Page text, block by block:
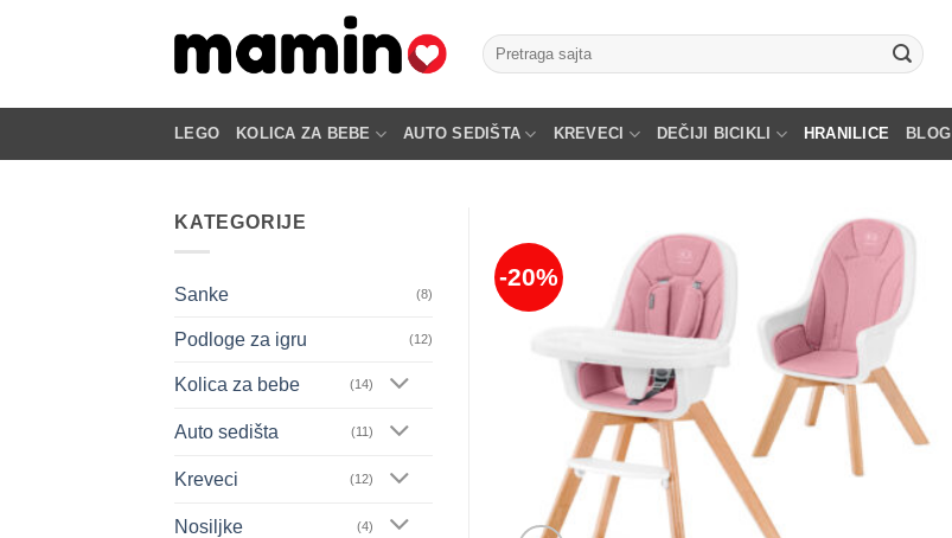
Pretraga
za:
LEGO KOLICA ZA BEBE AUTO SEDIŠTA KREVECI DEČIJI BICIKLI HRANILICE BLOG
KATEGORIJE
Sanke (8)
Podloge za igru (12)
Kolica za bebe (14)
Auto sedišta (11)
Kreveci (12)
Nosiljke (4)
-20%